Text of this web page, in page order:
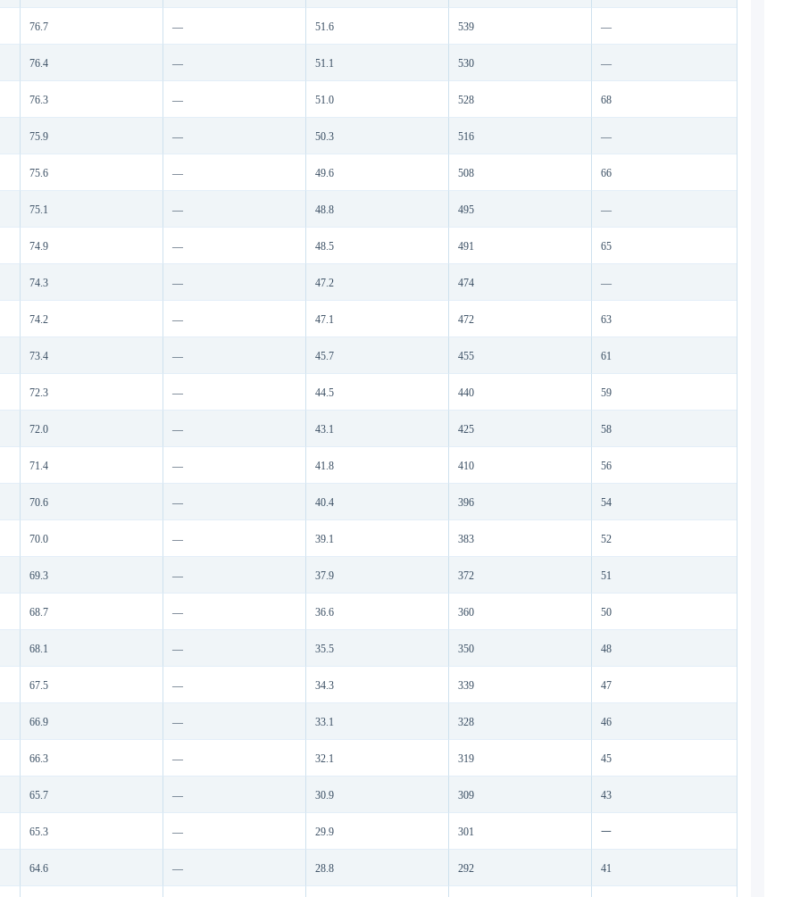
76.7 — 51.6 539 —
76.4 — 51.1 530 —
76.3 — 51.0 528 68
75.9 — 50.3 516 —
75.6 — 49.6 508 66
75.1 — 48.8 495 —
74.9 — 48.5 491 65
74.3 — 47.2 474 —
74.2 — 47.1 472 63
73.4 — 45.7 455 61
72.3 — 44.5 440 59
72.0 — 43.1 425 58
71.4 — 41.8 410 56
70.6 — 40.4 396 54
70.0 — 39.1 383 52
69.3 — 37.9 372 51
68.7 — 36.6 360 50
68.1 — 35.5 350 48
67.5 — 34.3 339 47
66.9 — 33.1 328 46
66.3 — 32.1 319 45
65.7 — 30.9 309 43
65.3 — 29.9 301 一
64.6 — 28.8 292 41